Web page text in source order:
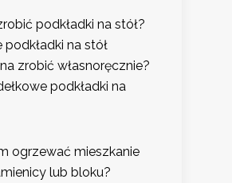
podkładki na stół?
podkładki na stół
zrobić własnoręcznie?
podkładki na
ogrzewać mieszkanie
lub bloku?